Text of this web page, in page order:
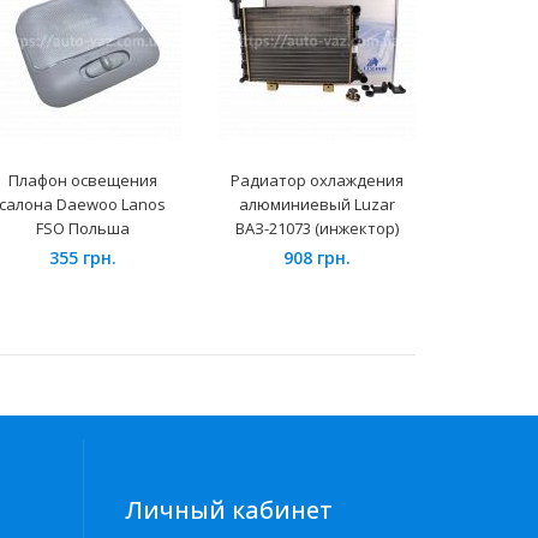
Плафон освещения
салона Daewoo Lanos
FSO Польша
355 грн.
Радиатор охлаждения
алюминиевый Luzar
ВАЗ-21073 (инжектор)
908 грн.
Личный кабинет